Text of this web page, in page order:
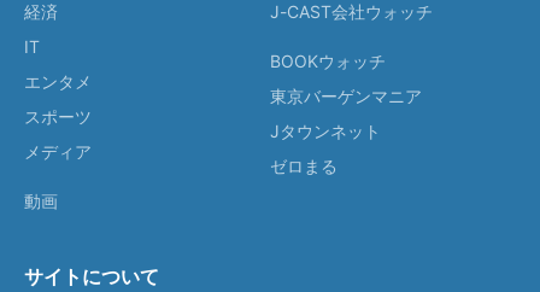
経済
IT
エンタメ
スポーツ
メディア
動画
J-CAST会社ウォッチ
BOOKウォッチ
東京バーゲンマニア
Jタウンネット
ゼロまる
サイトについて